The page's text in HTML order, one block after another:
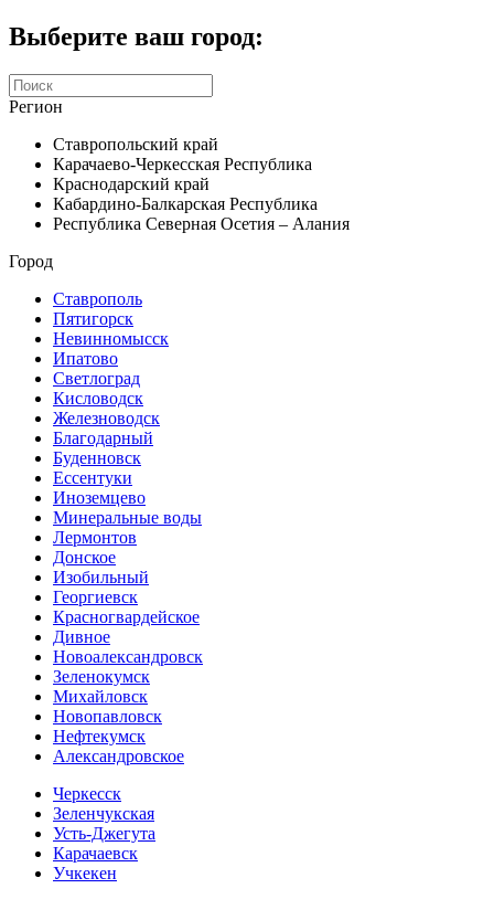
Выберите ваш город:
Регион
Ставропольский край
Карачаево-Черкесская Республика
Краснодарский край
Кабардино-Балкарская Республика
Республика Северная Осетия – Алания
Город
Ставрополь
Пятигорск
Невинномысск
Ипатово
Светлоград
Кисловодск
Железноводск
Благодарный
Буденновск
Ессентуки
Иноземцево
Минеральные воды
Лермонтов
Донское
Изобильный
Георгиевск
Красногвардейское
Дивное
Новоалександровск
Зеленокумск
Михайловск
Новопавловск
Нефтекумск
Александровское
Черкесск
Зеленчукская
Усть-Джегута
Карачаевск
Учкекен